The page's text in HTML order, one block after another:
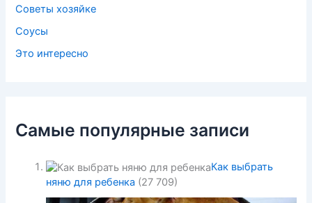
Советы хозяйке
Соусы
Это интересно
Самые популярные записи
Как выбрать
няню для ребенка (27 709)